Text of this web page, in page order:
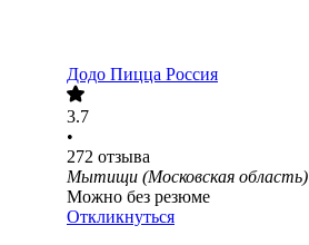
Додо Пицца Россия
3.7
•
272 отзыва
Мытищи (Московская область)
Можно без резюме
Откликнуться